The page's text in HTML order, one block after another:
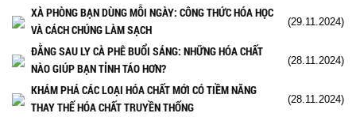
XÀ PHÒNG BẠN DÙNG MỖI NGÀY: CÔNG THỨC HÓA HỌC
VÀ CÁCH CHÚNG LÀM SẠCH
(29.11.2024)
ĐẰNG SAU LY CÀ PHÊ BUỔI SÁNG: NHỮNG HÓA CHẤT
NÀO GIÚP BẠN TỈNH TÁO HƠN?
(28.11.2024)
KHÁM PHÁ CÁC LOẠI HÓA CHẤT MỚI CÓ TIỀM NĂNG
THAY THẾ HÓA CHẤT TRUYỀN THỐNG
(28.11.2024)